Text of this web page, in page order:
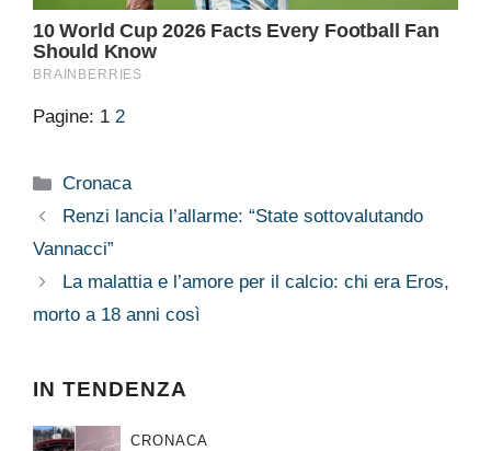
Pagine: 1 2
Categorie
Cronaca
Renzi lancia l’allarme: “State sottovalutando
Vannacci”
La malattia e l’amore per il calcio: chi era Eros,
morto a 18 anni così
IN TENDENZA
CRONACA